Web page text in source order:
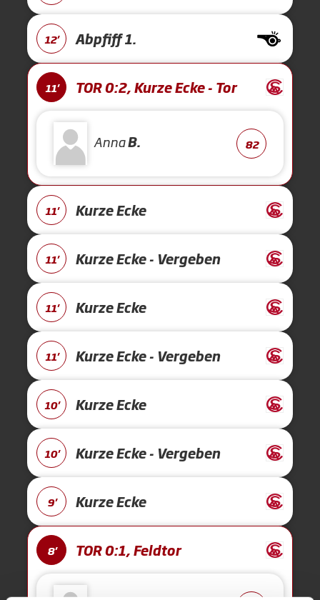
12' Abpfiff 1.
11' TOR 0:2, Kurze Ecke - Tor
AnnaB. 82
11' Kurze Ecke
11' Kurze Ecke - Vergeben
11' Kurze Ecke
11' Kurze Ecke - Vergeben
10' Kurze Ecke
10' Kurze Ecke - Vergeben
9' Kurze Ecke
8' TOR 0:1, Feldtor